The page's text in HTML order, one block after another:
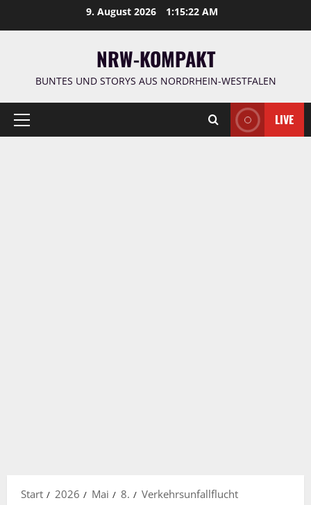
9. August 2026 1:15:23 AM
NRW-KOMPAKT
BUNTES UND STORYS AUS NORDRHEIN-WESTFALEN
Primäres
LIVE
Start 2026 Mai 8. Verkehrsunfallflucht